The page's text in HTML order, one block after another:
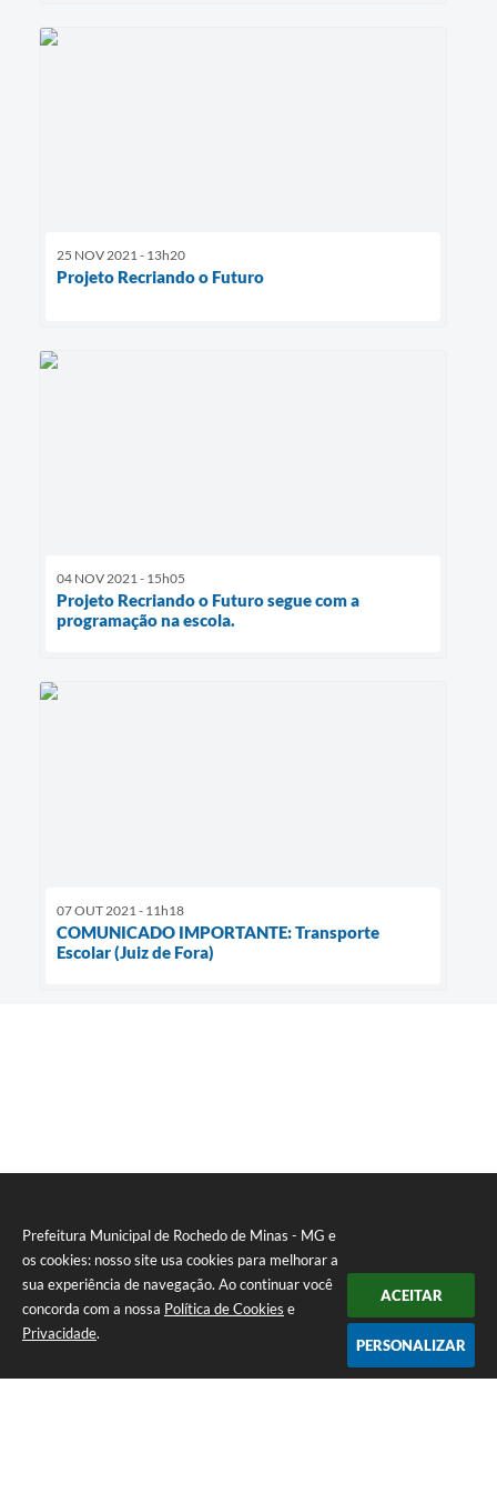
Prefeitura Municipal de Rochedo de Minas - MG e
os cookies: nosso site usa cookies para melhorar a
sua experiência de navegação. Ao continuar você
concorda com a nossa Política de Cookies e
Privacidade.
ACEITAR
PERSONALIZAR
25 NOV 2021 - 13h20
Projeto Recriando o Futuro
04 NOV 2021 - 15h05
Projeto Recriando o Futuro segue com a
programação na escola.
07 OUT 2021 - 11h18
COMUNICADO IMPORTANTE: Transporte
Escolar (Juiz de Fora)